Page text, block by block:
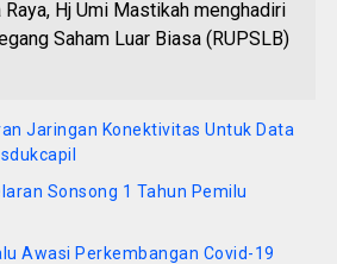
Hj Umi Mastikah menghadiri
Saham Luar Biasa (RUPSLB)
Jaringan Konektivitas Untuk Data
Sonsong 1 Tahun Pemilu
Awasi Perkembangan Covid-19